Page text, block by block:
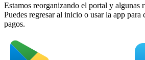
Estamos reorganizando el portal y algunas
Puedes regresar al inicio o usar la app para
pagos.